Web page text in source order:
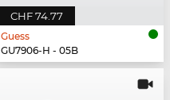
CHF 74.77
Guess
GU7906-H - 05B